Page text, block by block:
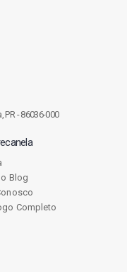
PR - 86036-000
Blog
Completo